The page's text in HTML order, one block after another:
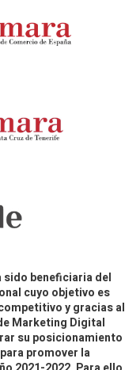
sido beneficiaria del
cuyo objetivo es
y gracias al
Marketing Digital
su posicionamiento
promover la